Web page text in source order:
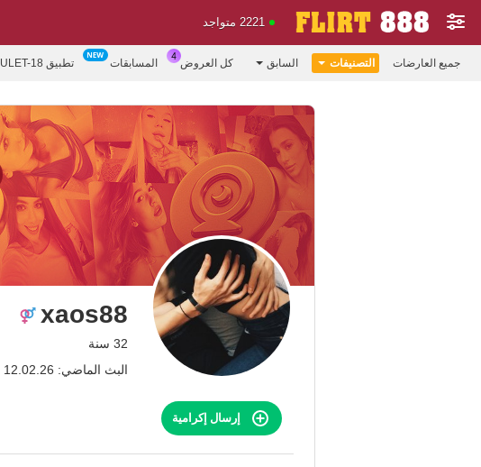
2221 متواجد
جميع العارضات التصنيفات السابق كل العروض المسابقات تطبيق CHAT-RULET-18
xaos88
32 سنة
البث الماضي: 12.02.26 11:17 PM
إرسال إكرامية